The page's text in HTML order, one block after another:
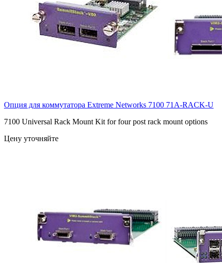
Опция для коммутатора Extreme Networks 7100 71A-RACK-U
7100 Universal Rack Mount Kit for four post rack mount options
Цену уточняйте